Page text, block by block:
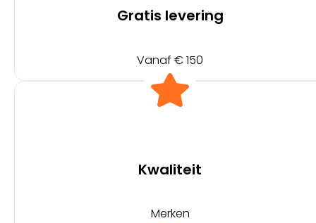
Gratis levering
Vanaf € 150
Kwaliteit
Merken